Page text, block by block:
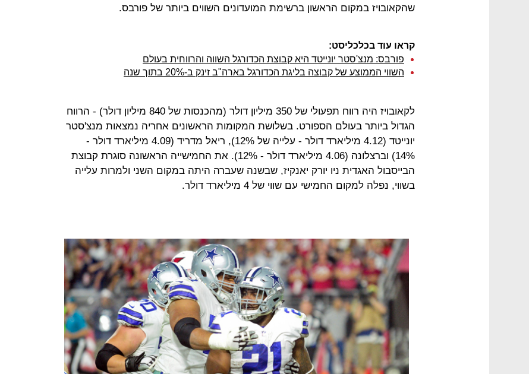
שהקאובויז במקום הראשון ברשימת המועדונים השווים ביותר של פורבס.
קראו עוד בכלכליסט:
פורבס: מנצ'סטר יונייטד היא קבוצת הכדורגל השווה והרווחית בעולם
השווי הממוצע של קבוצה בליגת הכדורגל בארה"ב זינק ב-20% בתוך שנה
לקאובויז היה רווח תפעולי של 350 מיליון דולר (מהכנסות של 840 מיליון דולר) - הרווח
הגדול ביותר בעולם הספורט. בשלושת המקומות הראשונים אחריה נמצאות מנצ'סטר
יונייטד (4.12 מיליארד דולר - עלייה של 12%), ריאל מדריד (4.09 מיליארד דולר -
14%) וברצלונה (4.06 מיליארד דולר - 12%). את החמישייה הראשונה סוגרת קבוצת
הבייסבול האגדית ניו יורק יאנקיז, שבשנה שעברה היתה במקום השני ולמרות עלייה
בשווי, נפלה למקום החמישי עם שווי של 4 מיליארד דולר.